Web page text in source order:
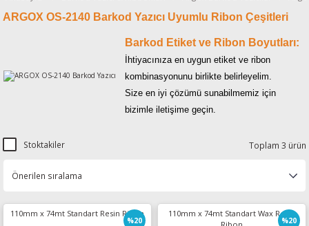
Resin Ribon
Ribon
Toner
CP
ARGOX OS-2140 Barkod Yazıcı Uyumlu Ribon Çeşitleri
Barkod Etiket ve Ribon Boyutları:
İhtiyacınıza en uygun etiket ve ribon
kombinasyonunu birlikte belirleyelim.
Size en iyi çözümü sunabilmemiz için
bizimle iletişime geçin.
Stoktakiler Toplam 3 ürün
%20
110mm x 74mt Standart Resin Ribon
%20
110mm x 74mt Standart Wax Resin